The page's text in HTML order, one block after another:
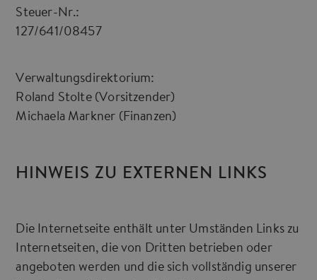
Steuer-Nr.:
127/641/08457
Verwaltungsdirektorium:
Roland Stolte (Vorsitzender)
Michaela Markner (Finanzen)
HINWEIS ZU EXTERNEN LINKS
Die Internetseite enthält unter Umständen Links zu
Internetseiten, die von Dritten betrieben oder
angeboten werden und die sich vollständig unserer